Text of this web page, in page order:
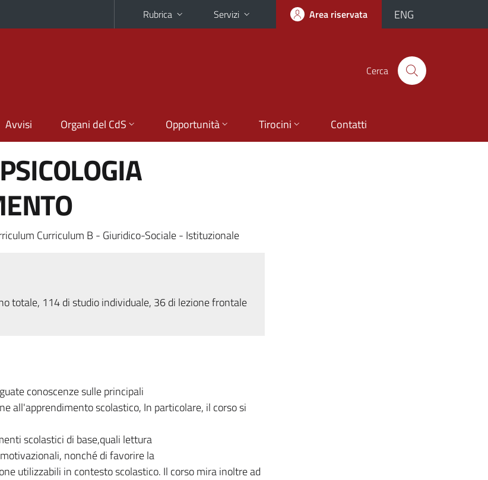
Rubrica Servizi Area riservata ENG
Cerca
Avvisi Organi del CdS Opportunità Tirocini Contatti
Curriculum B - Giuridico-Sociale - Istituzionale
totale, 114 di studio individuale, 36 di lezione frontale
conoscenze sulle principali
all'apprendimento scolastico, In particolare, il corso si
scolastici di base,quali lettura
nonché di favorire la
utilizzabili in contesto scolastico. Il corso mira inoltre ad